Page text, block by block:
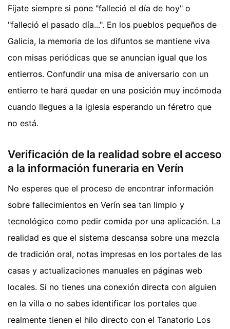
Fíjate siempre si pone "falleció el día de hoy" o
"falleció el pasado día...". En los pueblos pequeños de
Galicia, la memoria de los difuntos se mantiene viva
con misas periódicas que se anuncian igual que los
entierros. Confundir una misa de aniversario con un
entierro te hará quedar en una posición muy incómoda
cuando llegues a la iglesia esperando un féretro que
no está.
Verificación de la realidad sobre el acceso
a la información funeraria en Verín
No esperes que el proceso de encontrar información
sobre fallecimientos en Verín sea tan limpio y
tecnológico como pedir comida por una aplicación. La
realidad es que el sistema descansa sobre una mezcla
de tradición oral, notas impresas en los portales de las
casas y actualizaciones manuales en páginas web
locales. Si no tienes una conexión directa con alguien
en la villa o no sabes identificar los portales que
realmente tienen el hilo directo con el Tanatorio Los